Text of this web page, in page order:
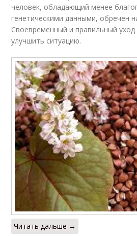
человек, обладающий менее
генетическими данными, обречен
Своевременный и правильный
улучшить ситуацию.
Читать дальше →